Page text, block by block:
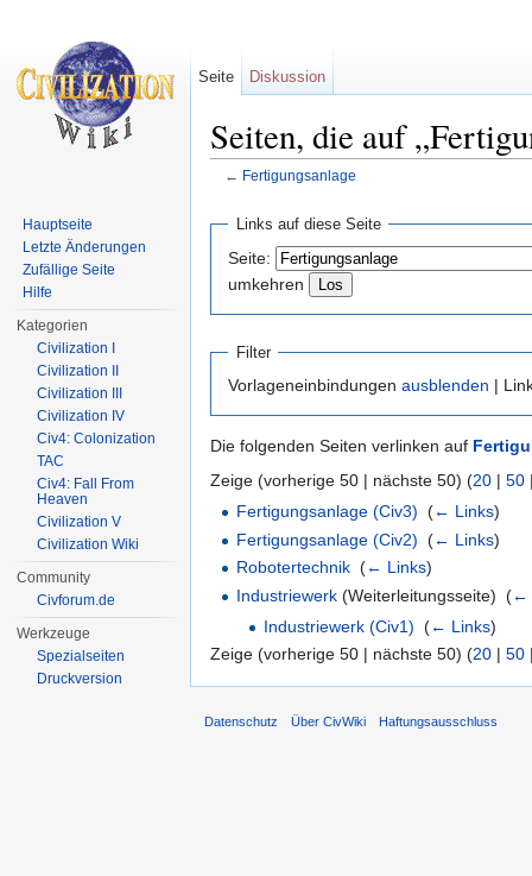
Seiten, die auf
← Fertigungsanlage
Links auf diese Seite
Seite:
umkehren
Filter
Vorlageneinbindungen ausblenden |
Die folgenden Seiten verlinken auf
Zeige (vorherige 50 | nächste 50) (20 | 50
Fertigungsanlage (Civ3)
(← Links)
Fertigungsanlage (Civ2)
(← Links)
Robotertechnik (← Links)
Industriewerk (Weiterleitungsseite) ‎ (←
Industriewerk (Civ1)
(← Links)
Zeige (vorherige 50 | nächste 50) (20 | 50
Seite Diskussion
Hauptseite
Letzte Änderungen
Zufällige Seite
Hilfe
Kategorien
Civilization I
Civilization II
Civilization III
Civilization IV
Civ4: Colonization
TAC
Civ4: Fall From
Heaven
Civilization V
Civilization Wiki
Community
Civforum.de
Werkzeuge
Spezialseiten
Druckversion
Datenschutz Über CivWiki Haftungsausschluss